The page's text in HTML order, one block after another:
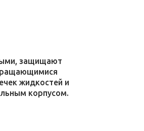
защищают
жидкостей и
корпусом.